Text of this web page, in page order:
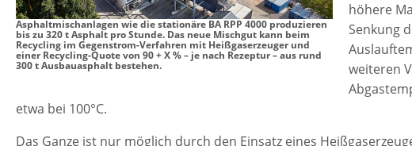
Asphaltmischanlagen wie die stationäre BA RPP 4000 produzieren
bis zu 320 t Asphalt pro Stunde. Das neue Mischgut kann beim
Recycling im Gegenstrom-Verfahren mit Heißgaserzeuger und
einer Recycling-Quote von 90 + X % – je nach Rezeptur – aus rund
300 t Ausbauasphalt bestehen.
höhere
Senkung
weiteren
etwa bei 100°C.
Das Ganze ist nur möglich durch den Einsatz eines